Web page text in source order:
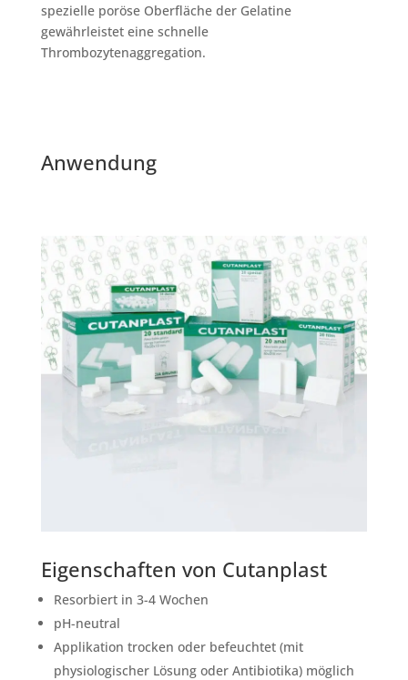
spezielle poröse Oberfläche der Gelatine
gewährleistet eine schnelle
Thrombozytenaggregation.
Anwendung
Eigenschaften von Cutanplast
Resorbiert in 3-4 Wochen
pH-neutral
Applikation trocken oder befeuchtet (mit
physiologischer Lösung oder Antibiotika) möglich